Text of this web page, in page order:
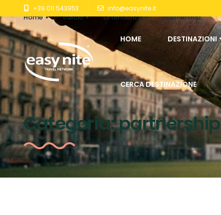
+39 011 543953 info@easynite.it
HOME DESTINAZIONI
CERCA DESTINAZIONE
Categoria:partnership
Home calcio Di tendenza partnership